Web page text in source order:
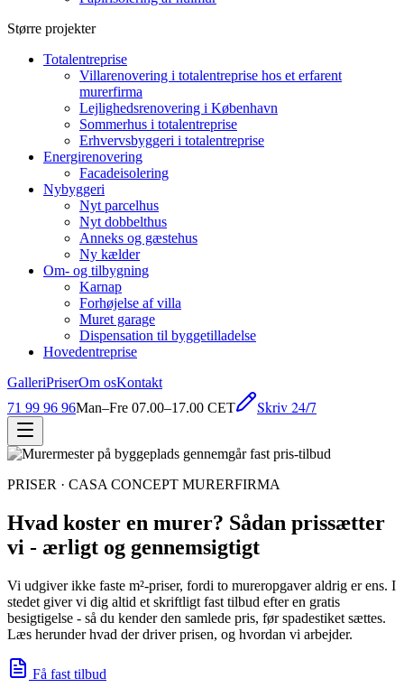
Større projekter
Totalentreprise
Villarenovering i totalentreprise hos et erfarent
murerfirma
Lejlighedsrenovering i København
Sommerhus i totalentreprise
Erhvervsbyggeri i totalentreprise
Energirenovering
Facadeisolering
Nybyggeri
Nyt parcelhus
Nyt dobbelthus
Anneks og gæstehus
Ny kælder
Om- og tilbygning
Karnap
Forhøjelse af villa
Muret garage
Dispensation til byggetilladelse
Hovedentreprise
GalleriPriserOm osKontakt
71 99 96 96Man–Fre 07.00–17.00 CET Skriv 24/7
PRISER · CASA CONCEPT MURERFIRMA
Hvad koster en murer? Sådan prissætter
vi - ærligt og gennemsigtigt
Vi udgiver ikke faste m²-priser, fordi to mureropgaver aldrig er ens. I
stedet giver vi dig altid et skriftligt fast tilbud efter en gratis
besigtigelse - så du kender den samlede pris, før spadestiket sættes.
Læs herunder hvad der driver prisen, og hvordan vi arbejder.
Få fast tilbud